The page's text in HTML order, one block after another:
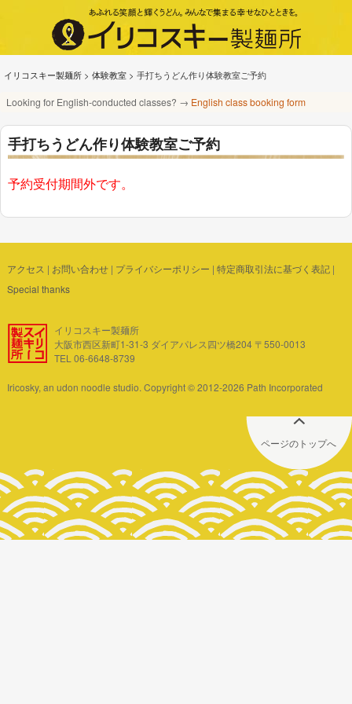
イリコスキー製麺所 > 体験教室 > 手打ちうどん作り体験教室ご予約
Looking for English-conducted classes? → English class booking form
手打ちうどん作り体験教室ご予約
予約受付期間外です。
アクセス | お問い合わせ| プライバシーポリシー | 特定商取引法に基づく表記|
Special thanks
イリコスキー製麺所
大阪市西区新町1-31-3 ダイアパレス四ツ橋204 〒550-0013
TEL 06-6648-8739
Iricosky, an udon noodle studio. Copyright © 2012-2026 Path Incorporated
ページのトップへ